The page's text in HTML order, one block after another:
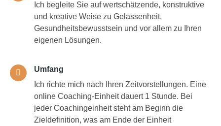
Ich begleite Sie auf wertschätzende, konstruktive
und kreative Weise zu Gelassenheit,
Gesundheitsbewusstsein und vor allem zu Ihren
eigenen Lösungen.
Umfang
Ich richte mich nach Ihren Zeitvorstellungen. Eine
online Coaching-Einheit dauert 1 Stunde. Bei
jeder Coachingeinheit steht am Beginn die
Zieldefinition, was am Ende der Einheit